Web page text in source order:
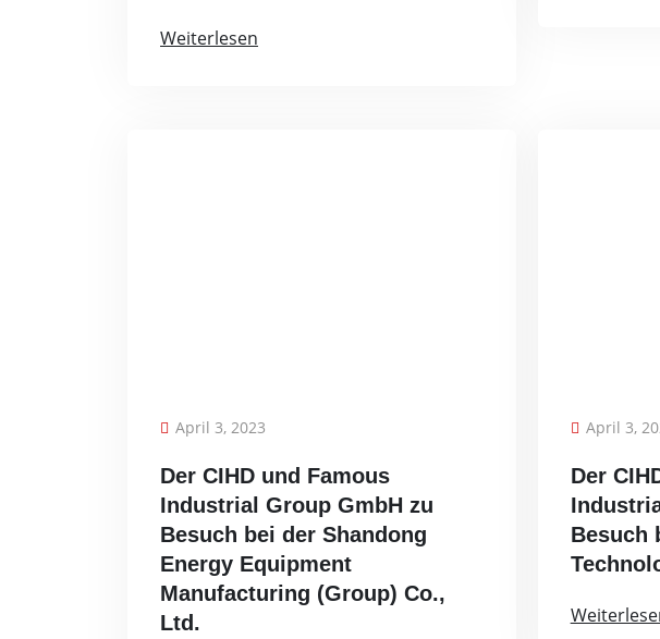
Weiterlesen
April 3, 2023
Der CIHD und Famous
Industrial Group GmbH zu
Besuch bei der Shandong
Energy Equipment
Manufacturing (Group) Co.,
Ltd.
April 3,
Der
Besuch